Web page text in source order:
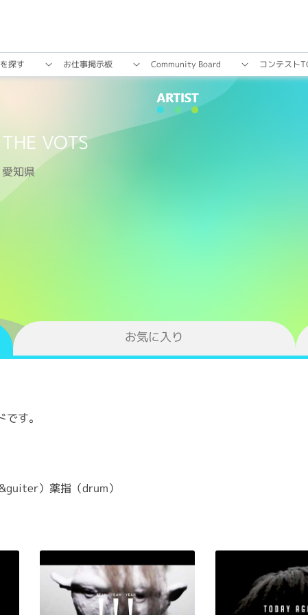
探す お仕事掲⽰板 Community Board コンテスト
THE VOTS
愛知県
お気に入り
す。
）薬指（drum）